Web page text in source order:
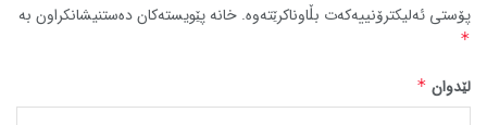
پۆستی ئەلیکترۆنییەکەت بڵاوناکرێتەوە. خانە پێویستەکان دەستنیشانکراون بە
*
لێدوان *